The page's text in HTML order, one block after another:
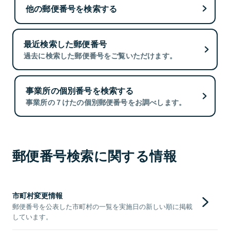
他の郵便番号を検索する
最近検索した郵便番号
過去に検索した郵便番号をご覧いただけます。
事業所の個別番号を検索する
事業所の７けたの個別郵便番号をお調べします。
郵便番号検索に関する情報
市町村変更情報
郵便番号を公表した市町村の一覧を実施日の新しい順に掲載
しています。